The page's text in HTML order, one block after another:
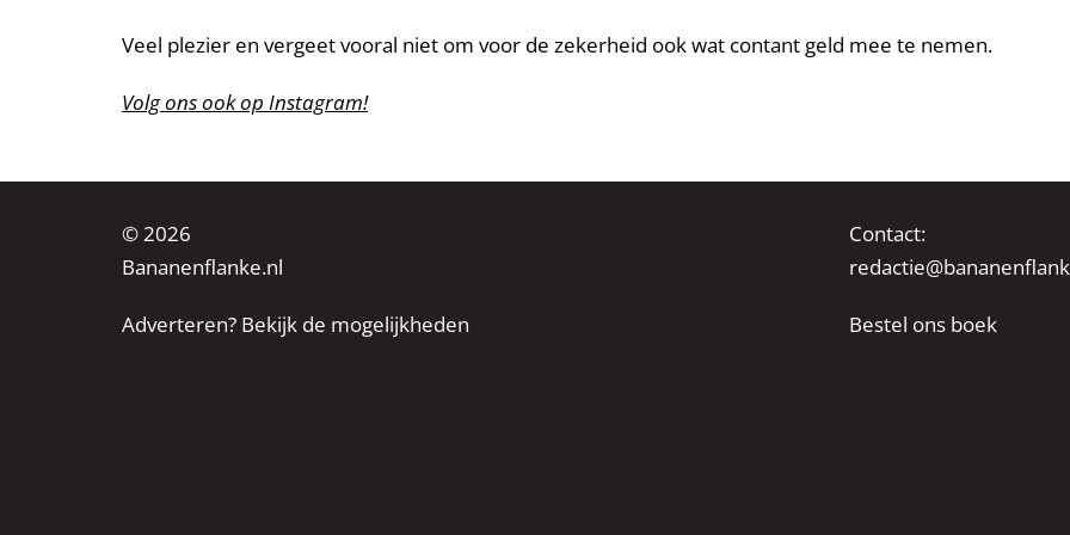
Veel plezier en vergeet vooral niet om voor de zekerheid ook wat contant geld mee te nemen.
Volg ons ook op Instagram!
© 2026
Bananenflanke.nl
Adverteren? Bekijk de mogelijkheden
Contact:
Bestel ons boek